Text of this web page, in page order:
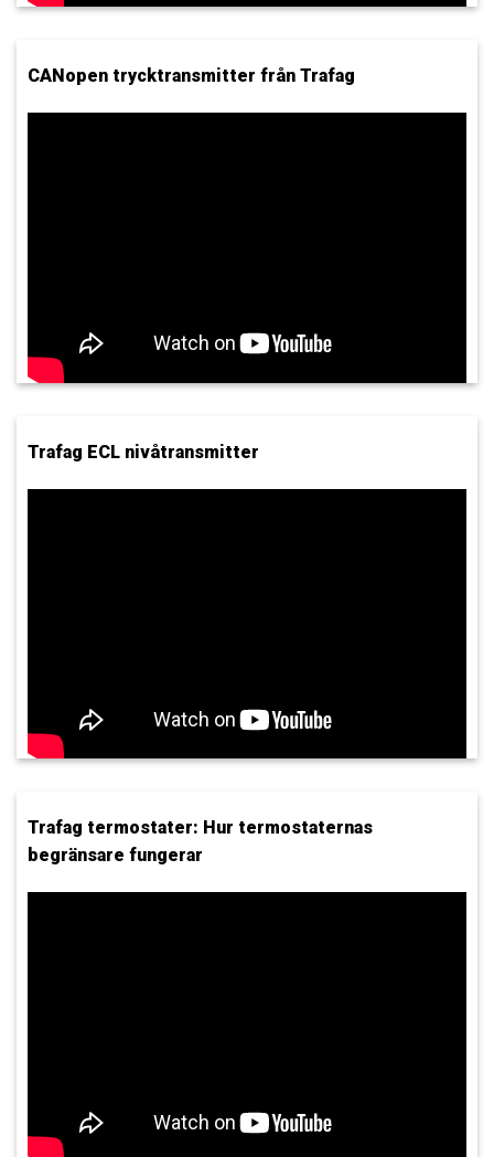
CANopen trycktransmitter från Trafag
Trafag ECL nivåtransmitter
Trafag termostater: Hur termostaternas
begränsare fungerar